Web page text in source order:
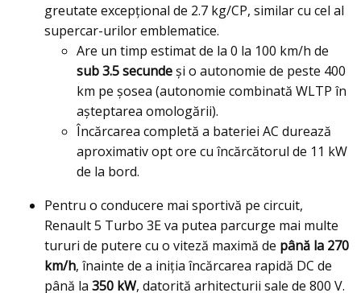
greutate excepțional de 2.7 kg/CP, similar cu cel al
supercar-urilor emblematice.
Are un timp estimat de la 0 la 100 km/h de
sub 3.5 secundeși o autonomie de peste 400
km pe șosea (autonomie combinată WLTP în
așteptarea omologării).
Încărcarea completă a bateriei AC durează
aproximativ opt ore cu încărcătorul de 11 kW
de la bord.
Pentru o conducere mai sportivă pe circuit,
Renault 5 Turbo 3E va putea parcurge mai multe
tururi de putere cu o viteză maximă de până la 270
km/h, înainte de a iniția încărcarea rapidă DC de
până la 350 kW, datorită arhitecturii sale de 800 V.